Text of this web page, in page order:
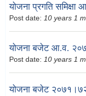
योजना प्रगति
Post date: 10 years 1
योजना बजेट आ.व.
Post date: 10 years 1
योजना बजेट